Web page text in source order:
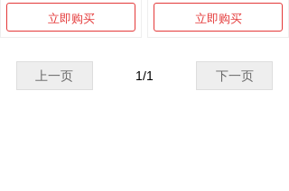
立即购买 立即购买
上一页 下一页
1/1